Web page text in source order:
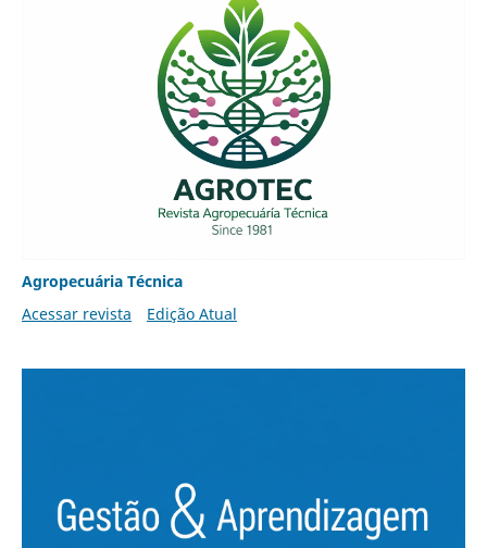
Agropecuária Técnica
Acessar revista
Edição Atual